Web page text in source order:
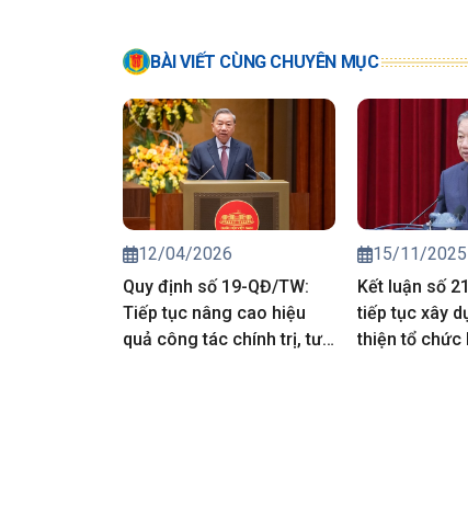
BÀI VIẾT CÙNG CHUYÊN MỤC
12/04/2026
Quy định số 19-QĐ/TW:
Tiếp tục nâng cao hiệu
quả công tác chính trị, tư
15/11/2025
Kết luận số
tiếp tục xây
thiện tổ chức